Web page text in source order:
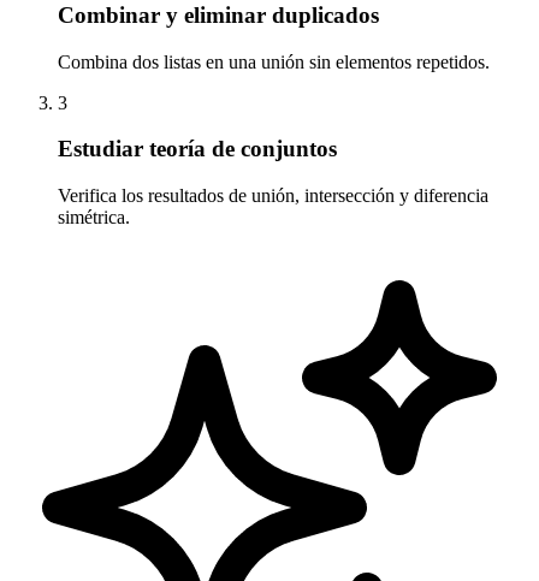
Combinar y eliminar duplicados
Combina dos listas en una unión sin elementos repetidos.
3
Estudiar teoría de conjuntos
Verifica los resultados de unión, intersección y diferencia
simétrica.